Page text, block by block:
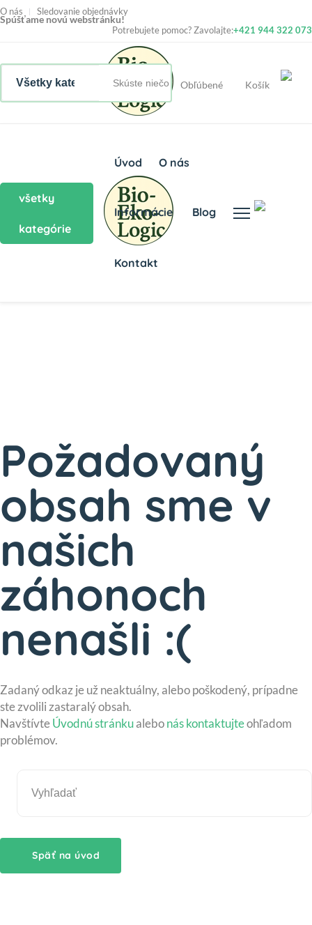
O nás Sledovanie objednávky
Spúšťame novú webstránku!
Potrebujete pomoc? Zavolajte:+421 944 322 073
Obľúbené Košík
všetky
kategórie
Úvod O nás
Informácie Blog
Kontakt
Požadovaný
obsah sme v
našich
záhonoch
nenašli :(
Zadaný odkaz je už neaktuálny, alebo poškodený, prípadne
ste zvolili zastaralý obsah.
NavštívteÚvodnú stránkualebonás kontaktujteohľadom
problémov.
Späť na úvod